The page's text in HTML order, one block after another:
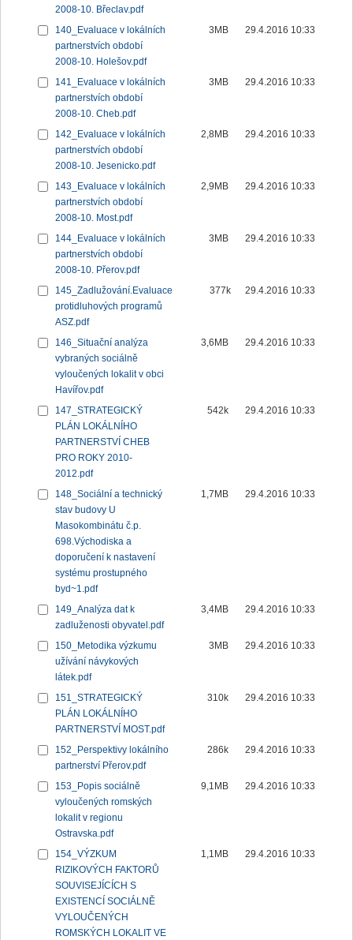
2008-10. Břeclav.pdf
140_Evaluace v lokálních
partnerstvích období
2008-10. Holešov.pdf
3MB 29.4.2016 10:33
141_Evaluace v lokálních
partnerstvích období
2008-10. Cheb.pdf
3MB 29.4.2016 10:33
142_Evaluace v lokálních
partnerstvích období
2008-10. Jesenicko.pdf
2,8MB 29.4.2016 10:33
143_Evaluace v lokálních
partnerstvích období
2008-10. Most.pdf
2,9MB 29.4.2016 10:33
144_Evaluace v lokálních
partnerstvích období
2008-10. Přerov.pdf
3MB 29.4.2016 10:33
145_Zadlužování.Evaluace
protidluhových programů
ASZ.pdf
377k 29.4.2016 10:33
146_Situační analýza
vybraných sociálně
vyloučených lokalit v obci
Havířov.pdf
3,6MB 29.4.2016 10:33
147_STRATEGICKÝ
PLÁN LOKÁLNÍHO
PARTNERSTVÍ CHEB
PRO ROKY 2010-
2012.pdf
542k 29.4.2016 10:33
148_Sociální a technický
stav budovy U
Masokombinátu č.p.
698.Východiska a
doporučení k nastavení
systému prostupného
byd~1.pdf
1,7MB 29.4.2016 10:33
149_Analýza dat k
zadluženosti obyvatel.pdf
3,4MB 29.4.2016 10:33
150_Metodika výzkumu
užívání návykových
látek.pdf
3MB 29.4.2016 10:33
151_STRATEGICKÝ
PLÁN LOKÁLNÍHO
PARTNERSTVÍ MOST.pdf
310k 29.4.2016 10:33
152_Perspektivy lokálního
partnerství Přerov.pdf
286k 29.4.2016 10:33
153_Popis sociálně
vyloučených romských
lokalit v regionu
Ostravska.pdf
9,1MB 29.4.2016 10:33
154_VÝZKUM
RIZIKOVÝCH FAKTORŮ
SOUVISEJÍCÍCH S
EXISTENCÍ SOCIÁLNĚ
VYLOUČENÝCH
ROMSKÝCH LOKALIT VE
1,1MB 29.4.2016 10:33